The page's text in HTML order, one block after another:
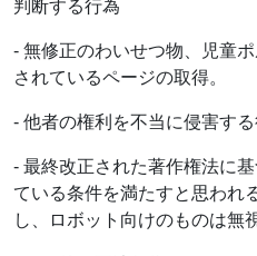
判断する行為
- 無修正のわいせつ物、児童
されているページの取得。
- 他者の権利を不当に侵害す
- 最終改正された著作権法に
ている条件を満たすと思われ
し、ロボット向けのものは無